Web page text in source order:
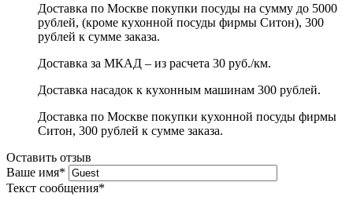
Доставка по Москве покупки посуды на сумму до 5000
рублей, (кроме кухонной посуды фирмы Ситон), 300
рублей к сумме заказа.
Доставка за МКАД – из расчета 30 руб./км.
Доставка насадок к кухонным машинам 300 рублей.
Доставка по Москве покупки кухонной посуды фирмы
Ситон, 300 рублей к сумме заказа.
Оставить отзыв
Ваше имя*
Текст сообщения*